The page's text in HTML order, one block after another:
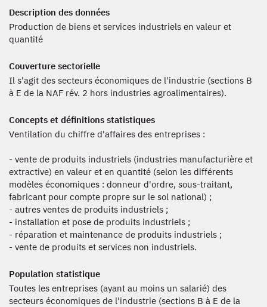
Description des données
Production de biens et services industriels en valeur et
quantité
Couverture sectorielle
Il s'agit des secteurs économiques de l'industrie (sections B
à E de la NAF rév. 2 hors industries agroalimentaires).
Concepts et définitions statistiques
Ventilation du chiffre d'affaires des entreprises :
- vente de produits industriels (industries manufacturière et
extractive) en valeur et en quantité (selon les différents
modèles économiques : donneur d'ordre, sous-traitant,
fabricant pour compte propre sur le sol national) ;
- autres ventes de produits industriels ;
- installation et pose de produits industriels ;
- réparation et maintenance de produits industriels ;
- vente de produits et services non industriels.
Population statistique
Toutes les entreprises (ayant au moins un salarié) des
secteurs économiques de l'industrie (sections B à E de la